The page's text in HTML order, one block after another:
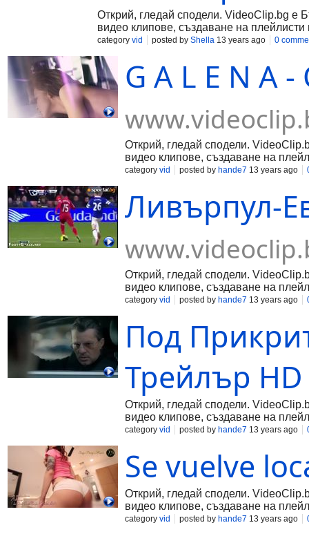
Открий, гледай сподели. VideoClip.bg е
видео клипове, създаване на плейлисти
category vid posted by Shella 13 years ago 0
G A L E N A
Открий, гледай сподели.
видео клипове, създаване на
category vid posted by hande7 13 years ago
Ливърпул-
Открий, гледай сподели.
видео клипове, създаване на
category vid posted by hande7 13 years ago
Под
Трейлър HD
Открий, гледай сподели.
видео клипове, създаване на
category vid posted by hande7 13 years ago
Se vuelve
Открий, гледай сподели.
видео клипове, създаване на
category vid posted by hande7 13 years ago